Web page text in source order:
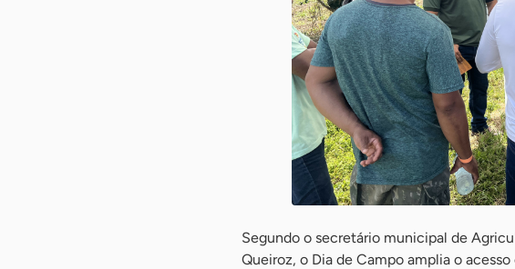
Segundo o secretário municipal de
Queiroz, o Dia de Campo amplia o